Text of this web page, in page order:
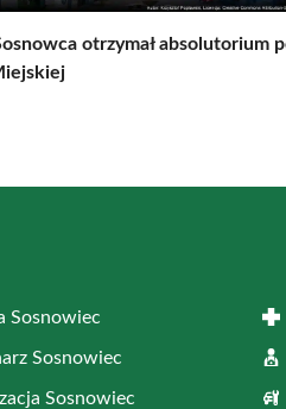
otrzymał absolutorium
Sosnowiec
Sosnowiec
Sosnowiec